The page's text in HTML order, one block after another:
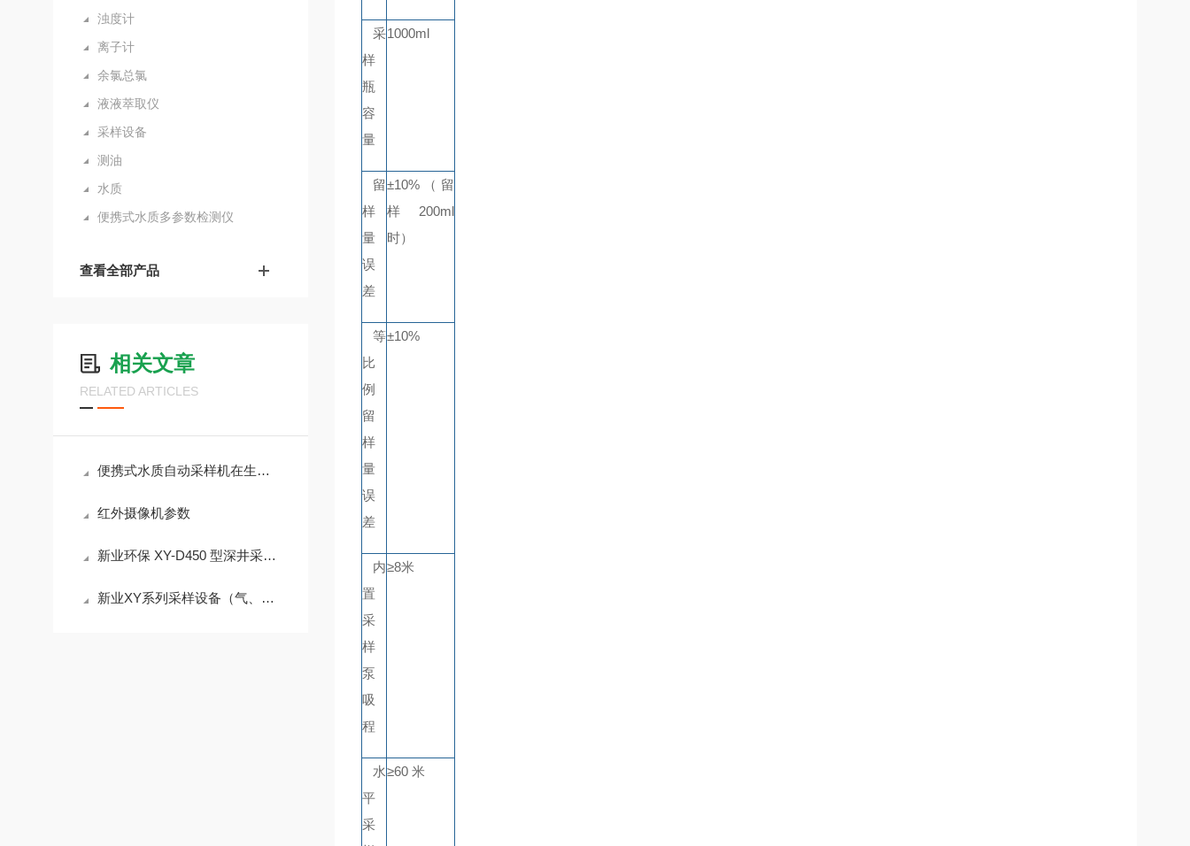
浊度计
离子计
余氯总氯
液液萃取仪
采样设备
测油
水质
便携式水质多参数检测仪
查看全部产品
相关文章
RELATED ARTICLES
便携式水质自动采样机在生态流量监测中与流量计的联动控制策略
红外摄像机参数
新业环保 XY-D450 型深井采样器：地下水质监测技术
新业XY系列采样设备（气、水、土）
采
样
瓶
容
量
1000ml
留
样
量
误
差
±10%（留
样 200ml
时）
等
比
例
留
样
量
误
差
±10%
内
置
采
样
泵
吸
程
≥8米
水
平
采
≥60 米